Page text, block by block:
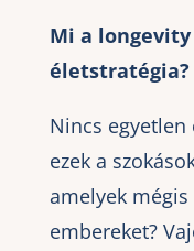
Mi a
életstratégia?
Nincs egyetlen
ezek a
amelyek mégis
embereket?